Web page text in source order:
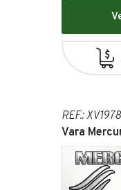
REF.: XV1978
Vara